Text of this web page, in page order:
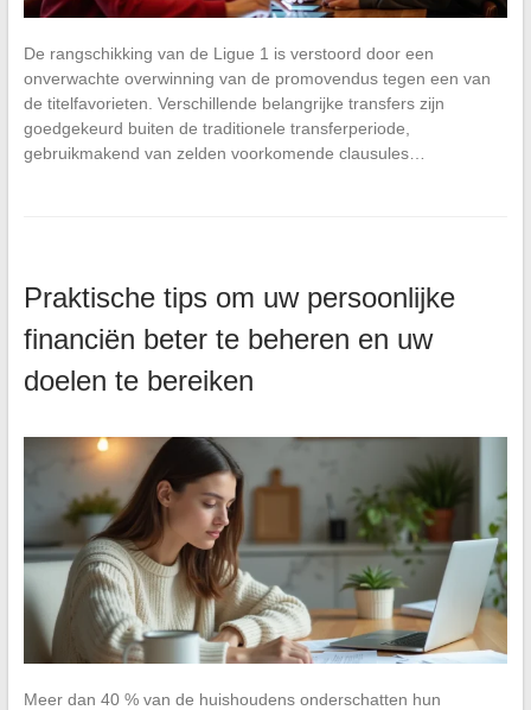
De rangschikking van de Ligue 1 is verstoord door een
onverwachte overwinning van de promovendus tegen een van
de titelfavorieten. Verschillende belangrijke transfers zijn
goedgekeurd buiten de traditionele transferperiode,
gebruikmakend van zelden voorkomende clausules…
Praktische tips om uw persoonlijke
financiën beter te beheren en uw
doelen te bereiken
Meer dan 40 % van de huishoudens onderschatten hun